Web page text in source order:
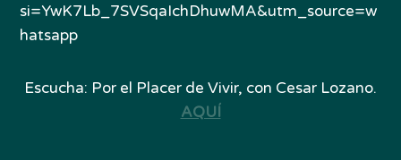
si=YwK7Lb_7SVSqaIchDhuwMA&utm_source=w
hatsapp
Escucha: Por el Placer de Vivir, con Cesar Lozano.
AQUÍ